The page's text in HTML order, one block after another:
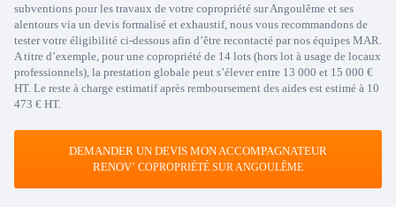
subventions pour les travaux de votre copropriété sur Angoulême et ses
alentours via un devis formalisé et exhaustif, nous vous recommandons de
tester votre éligibilité ci-dessous afin d’être recontacté par nos équipes MAR.
A titre d’exemple, pour une copropriété de 14 lots (hors lot à usage de locaux
professionnels), la prestation globale peut s’élever entre 13 000 et 15 000 €
HT. Le reste à charge estimatif après remboursement des aides est estimé à 10
473 € HT.
DEMANDER UN DEVIS MON ACCOMPAGNATEUR
RENOV’ COPROPRIÉTÉ SUR ANGOULÊME